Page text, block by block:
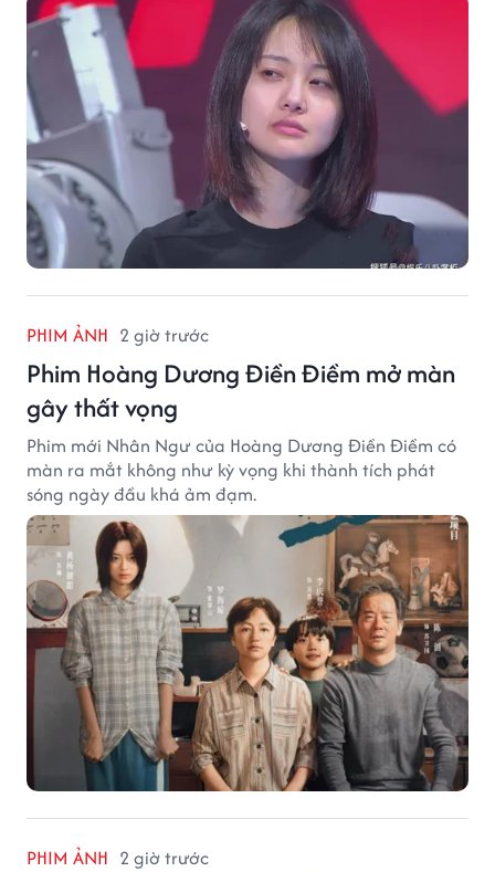
PHIM ẢNH 2 giờ trước
Phim Hoàng Dương Điền Điềm mở màn
gây thất vọng
Phim mới Nhân Ngư của Hoàng Dương Điền Điềm có
màn ra mắt không như kỳ vọng khi thành tích phát
sóng ngày đầu khá ảm đạm.
PHIM ẢNH 2 giờ trước